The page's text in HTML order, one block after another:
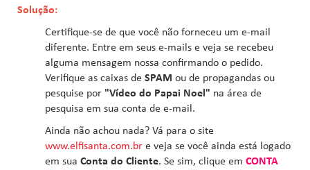
Solução:
Certifique-se de que você não forneceu um e-mail
diferente. Entre em seus e-mails e veja se recebeu
alguma mensagem nossa confirmando o pedido.
Verifique as caixas de SPAM ou de propagandas ou
pesquise por "Vídeo do Papai Noel" na área de
pesquisa em sua conta de e-mail.
Ainda não achou nada? Vá para o site
www.elfisanta.com.br e veja se você ainda está logado
em sua Conta do Cliente. Se sim, clique em CONTA